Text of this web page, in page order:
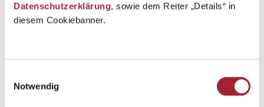
Datenschutzerklärung, sowie dem Reiter „Details“ in
diesem Cookiebanner.
Notwendig